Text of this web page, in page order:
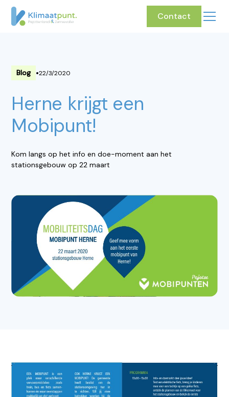
Contact
Blog •22/3/2020
Herne krijgt een
Mobipunt!
Kom langs op het info en doe-moment aan het
stationsgebouw op 22 maart